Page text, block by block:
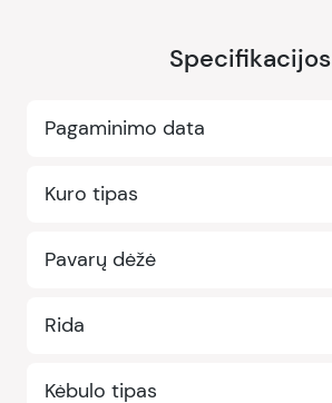
Specifikacijos
Pagaminimo data
Kuro tipas
Pavarų dėžė
Rida
Kėbulo tipas